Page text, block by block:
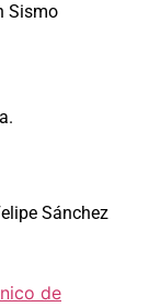
Sismo
Sánchez
de